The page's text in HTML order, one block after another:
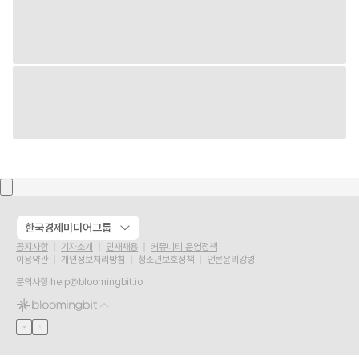
한국경제미디어그룹
공지사항 기자소개 인재채용
커뮤니티 운영정책
이용약관
개인정보처리방침 청소년보호정책
언론윤리강령
문의사항 help@bloomingbit.io